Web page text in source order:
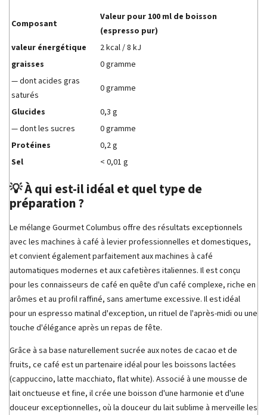
Composant
Valeur pour 100 ml de boisson
(espresso pur)
valeur énergétique
2 kcal / 8 kJ
graisses
0 gramme
— dont acides gras
saturés
0 gramme
Glucides
0,3 g
— dont les sucres
0 gramme
Protéines
0,2 g
Sel
< 0,01 g
💡 À qui est-il idéal et quel type de
préparation ?
Le mélange Gourmet Columbus offre des résultats exceptionnels
avec les machines à café à levier professionnelles et domestiques,
et convient également parfaitement aux machines à café
automatiques modernes et aux cafetières italiennes. Il est conçu
pour les connaisseurs de café en quête d'un café complexe, riche en
arômes et au profil raffiné, sans amertume excessive. Il est idéal
pour un espresso matinal d'exception, un rituel de l'après-midi ou une
touche d'élégance après un repas de fête.
Grâce à sa base naturellement sucrée aux notes de cacao et de
fruits, ce café est un partenaire idéal pour les boissons lactées
(cappuccino, latte macchiato, flat white). Associé à une mousse de
lait onctueuse et fine, il crée une boisson d'une harmonie et d'une
douceur exceptionnelles, où la douceur du lait sublime à merveille les